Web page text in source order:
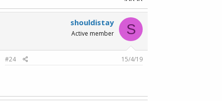
S
shouldistay
Active member
15/4/19
#24